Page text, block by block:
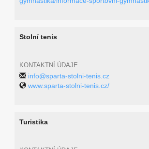
Stolní tenis
KONTAKTNÍ ÚDAJE
info@sparta-stolni-tenis.cz
www.sparta-stolni-tenis.cz/
Turistika